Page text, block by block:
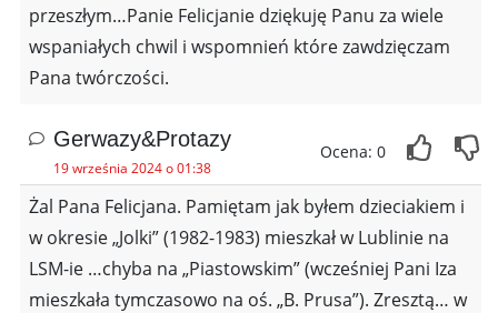
przeszłym…Panie Felicjanie dziękuję Panu za wiele
wspaniałych chwil i wspomnień które zawdzięczam
Pana twórczości.
Gerwazy&Protazy
19 września 2024 o 01:38
Ocena: 0
Żal Pana Felicjana. Pamiętam jak byłem dzieciakiem i
w okresie „Jolki” (1982-1983) mieszkał w Lublinie na
LSM-ie …chyba na „Piastowskim” (wcześniej Pani Iza
mieszkała tymczasowo na oś. „B. Prusa”). Zresztą… w